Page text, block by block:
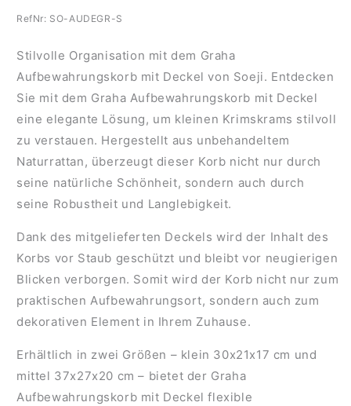
Deckel
Deckel
RefNr: SO-AUDEGR-S
Stilvolle Organisation mit dem Graha
Aufbewahrungskorb mit Deckel von Soeji. Entdecken
Sie mit dem Graha Aufbewahrungskorb mit Deckel
eine elegante Lösung, um kleinen Krimskrams stilvoll
zu verstauen. Hergestellt aus unbehandeltem
Naturrattan, überzeugt dieser Korb nicht nur durch
seine natürliche Schönheit, sondern auch durch
seine Robustheit und Langlebigkeit.
Dank des mitgelieferten Deckels wird der Inhalt des
Korbs vor Staub geschützt und bleibt vor neugierigen
Blicken verborgen. Somit wird der Korb nicht nur zum
praktischen Aufbewahrungsort, sondern auch zum
dekorativen Element in Ihrem Zuhause.
Erhältlich in zwei Größen – klein 30x21x17 cm und
mittel 37x27x20 cm – bietet der Graha
Aufbewahrungskorb mit Deckel flexible